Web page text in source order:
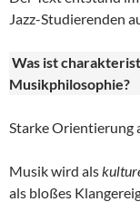
Jazz-Studierenden
Was ist
Musikphilosophie?
Starke Orientierung
Musik wird als
als bloßes